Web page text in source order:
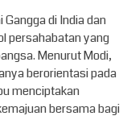
di India dan
persahabatan yang
Menurut Modi,
berorientasi pada
menciptakan
bersama bagi